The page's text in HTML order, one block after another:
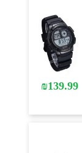
₪139.99